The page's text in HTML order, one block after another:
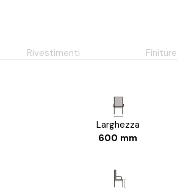
Rivestimenti Finiture
Larghezza
600 mm